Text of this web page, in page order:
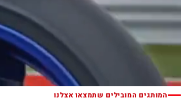
המותגים המובילים שתמצאו אצלנו